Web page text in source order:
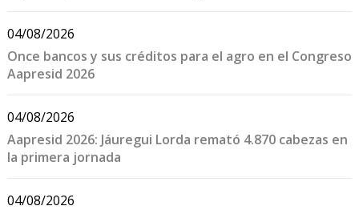
04/08/2026
Once bancos y sus créditos para el agro en el Congreso
Aapresid 2026
04/08/2026
Aapresid 2026: Jáuregui Lorda remató 4.870 cabezas en
la primera jornada
04/08/2026